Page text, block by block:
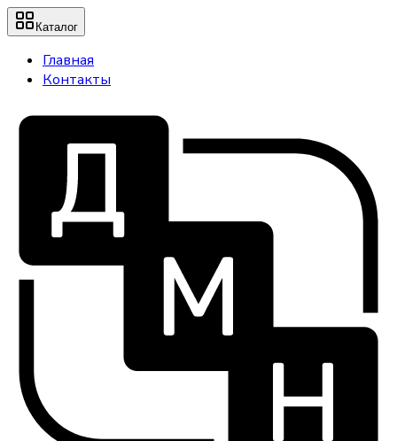
Каталог
Главная
Контакты